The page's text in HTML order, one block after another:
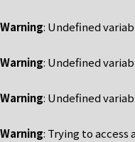
Warning: Undefined
Warning: Undefined
Warning: Undefined
Warning: Trying to access